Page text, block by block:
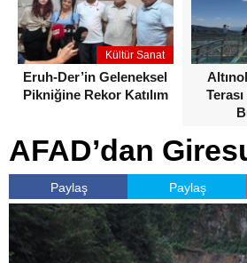
Kültür Sanat
Eruh-Der’in Geleneksel
Pikniğine Rekor Katılım
AFAD’dan
Paylaş Paylaş